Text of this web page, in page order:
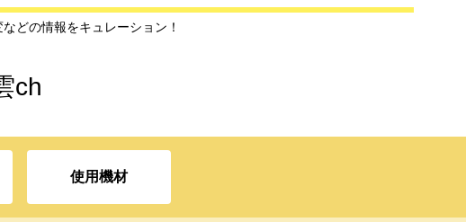
どの情報をキュレーション！
ch
使用機材